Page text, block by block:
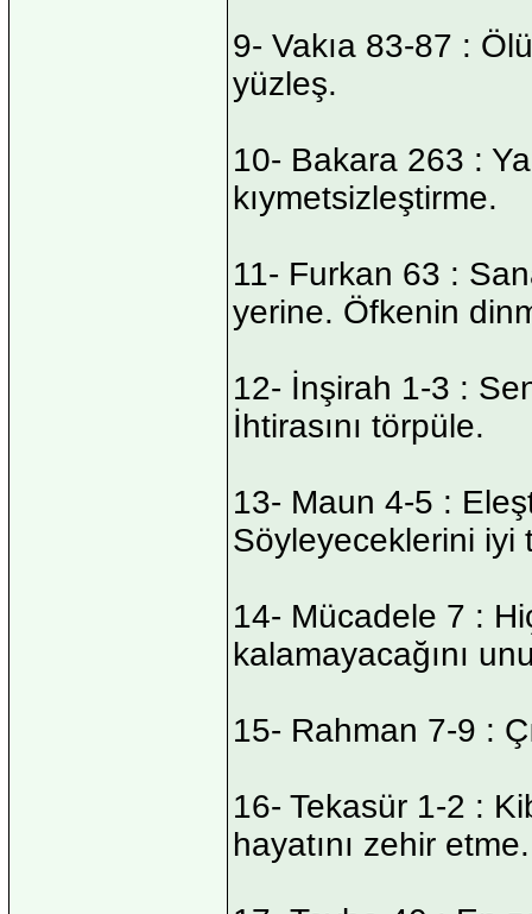
9- Vakıa 83-87 :
yüzleş.
10- Bakara 263 :
kıymetsizleştirme.
11- Furkan 63 :
yerine. Öfkenin
12- İnşirah 1-3 :
İhtirasını törpüle.
13- Maun 4-5 :
Söyleyeceklerini iyi
14- Mücadele 7 :
kalamayacağını
15- Rahman 7-9 :
16- Tekasür 1-2 :
hayatını zehir etme.